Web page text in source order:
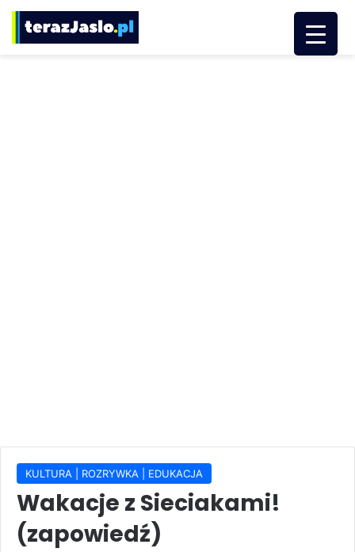
KULTURA | ROZRYWKA | EDUKACJA
Wakacje z Sieciakami!
(zapowiedź)